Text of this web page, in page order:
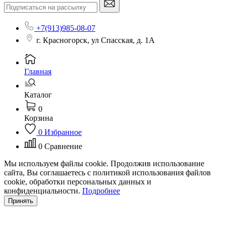
+7(913)985-08-07
г. Красногорск, ул Спасская, д. 1А
Главная
Каталог
0
Корзина
0 Избранное
0 Сравнение
Мы используем файлы cookie. Продолжив использование
сайта, Вы соглашаетесь с политикой использования файлов
cookie, обработки персональных данных и
конфиденциальности. Подробнее
Принять